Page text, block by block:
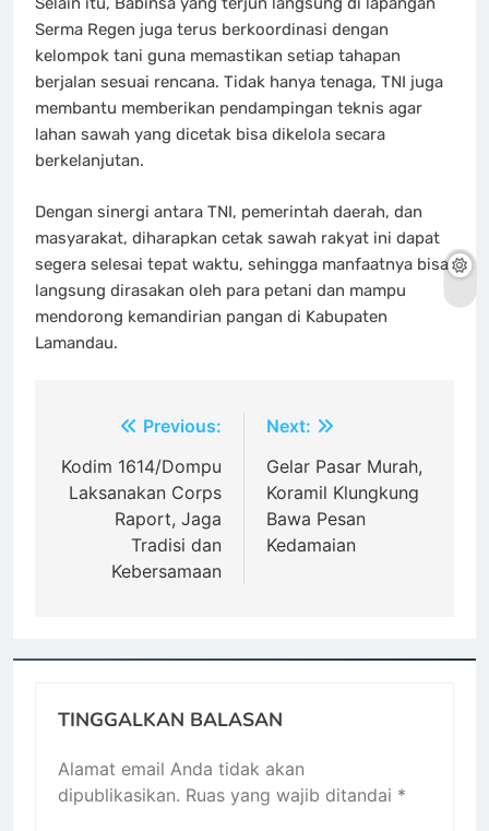
Serma Regen juga terus berkoordinasi dengan
kelompok tani guna memastikan setiap tahapan
berjalan sesuai rencana. Tidak hanya tenaga, TNI juga
membantu memberikan pendampingan teknis agar
lahan sawah yang dicetak bisa dikelola secara
berkelanjutan.
Dengan sinergi antara TNI, pemerintah daerah, dan
masyarakat, diharapkan cetak sawah rakyat ini dapat
segera selesai tepat waktu, sehingga manfaatnya bisa
langsung dirasakan oleh para petani dan mampu
mendorong kemandirian pangan di Kabupaten
Lamandau.
Navigasi
pos
Previous:
Kodim 1614/Dompu
Laksanakan Corps
Raport, Jaga
Tradisi dan
Kebersamaan
Next:
Gelar Pasar Murah,
Koramil Klungkung
Bawa Pesan
Kedamaian
TINGGALKAN BALASAN
Alamat email Anda tidak akan
dipublikasikan. Ruas yang wajib ditandai *